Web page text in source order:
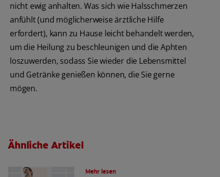
nicht ewig anhalten. Was sich wie Halsschmerzen
anfühlt (und möglicherweise ärztliche Hilfe
erfordert), kann zu Hause leicht behandelt werden,
um die Heilung zu beschleunigen und die Aphten
loszuwerden, sodass Sie wieder die Lebensmittel
und Getränke genießen können, die Sie gerne
mögen.
Ähnliche Artikel
Mehr lesen